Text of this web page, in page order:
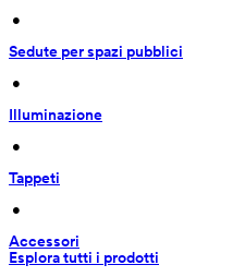
•
Sedute per spazi pubblici
•
Illuminazione
•
Tappeti
•
Accessori
Esplora tutti i prodotti